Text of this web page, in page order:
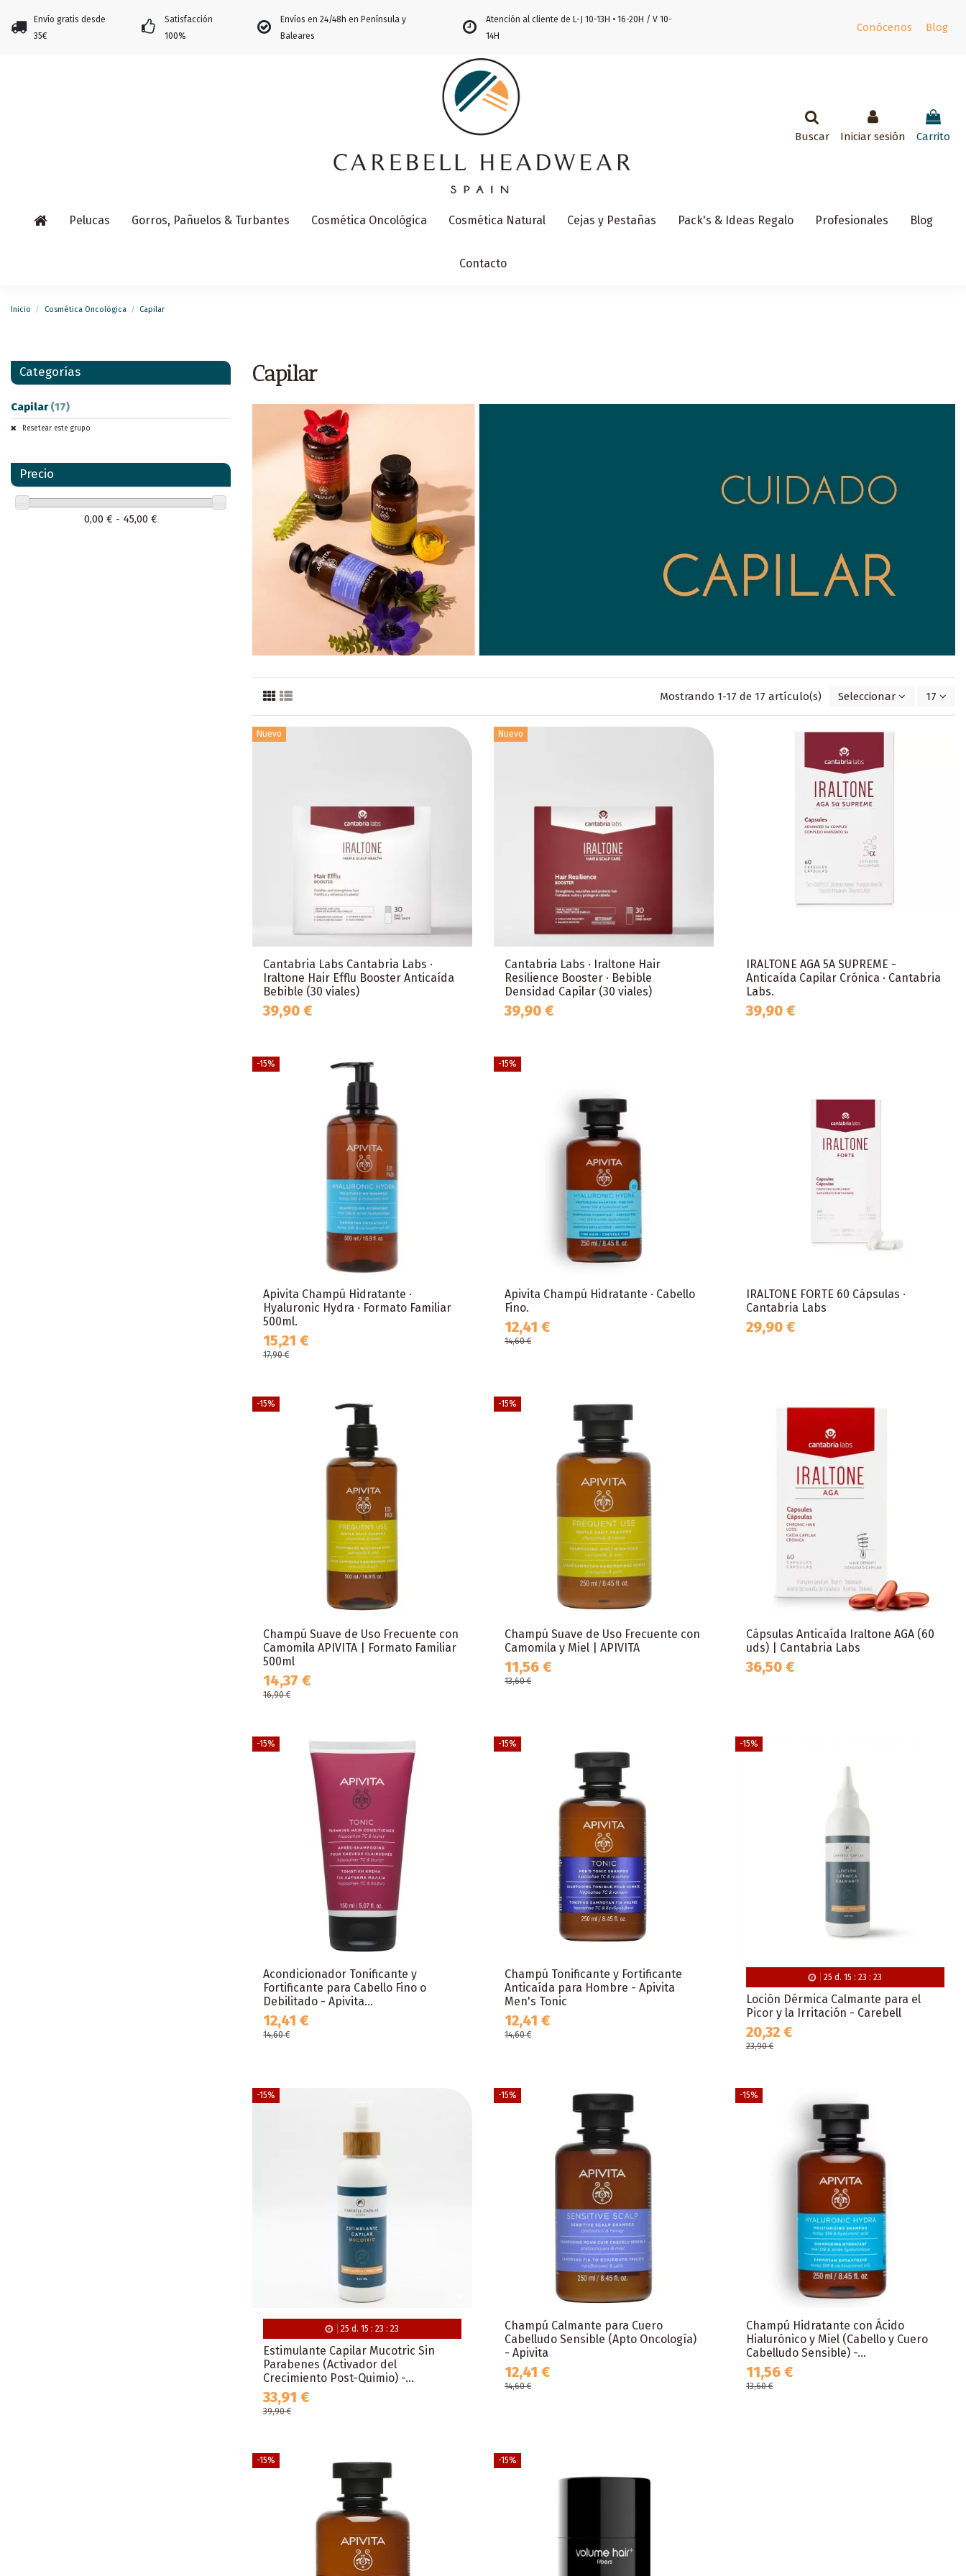
Envío gratis desde
35€
Satisfacción
100%
Envíos en 24/48h en Península y
Baleares
Atención al cliente de L-J 10-13H • 16-20H / V 10-
14H
Conócenos Blog
Buscar Iniciar sesión Carrito
Pelucas Gorros, Pañuelos & Turbantes Cosmética Oncológica Cosmética Natural Cejas y Pestañas Pack's & Ideas Regalo Profesionales Blog
Contacto
Inicio Cosmética Oncológica Capilar
Capilar
Mostrando 1-17 de 17 artículo(s) Seleccionar 17
Nuevo
Cantabria Labs Cantabria Labs ·
Iraltone Hair Efflu Booster Anticaída
Bebible (30 viales)
39,90 €
Nuevo
Cantabria Labs · Iraltone Hair
Resilience Booster · Bebible
Densidad Capilar (30 viales)
39,90 €
IRALTONE AGA 5A SUPREME -
Anticaída Capilar Crónica · Cantabria
Labs.
39,90 €
-15%
Apivita Champú Hidratante ·
Hyaluronic Hydra · Formato Familiar
500ml.
15,21 €
17,90 €
-15%
Apivita Champú Hidratante · Cabello
Fino.
12,41 €
14,60 €
IRALTONE FORTE 60 Cápsulas ·
Cantabria Labs
29,90 €
-15%
Champú Suave de Uso Frecuente con
Camomila APIVITA | Formato Familiar
500ml
14,37 €
16,90 €
-15%
Champú Suave de Uso Frecuente con
Camomila y Miel | APIVITA
11,56 €
13,60 €
Cápsulas Anticaída Iraltone AGA (60
uds) | Cantabria Labs
36,50 €
-15%
Acondicionador Tonificante y
Fortificante para Cabello Fino o
Debilitado - Apivita...
12,41 €
14,60 €
-15%
Champú Tonificante y Fortificante
Anticaída para Hombre - Apivita
Men's Tonic
12,41 €
14,60 €
-15%
25 d. 15 :23 :22
Loción Dérmica Calmante para el
Picor y la Irritación - Carebell
20,32 €
23,90 €
-15%
25 d. 15 :23 :22
Estimulante Capilar Mucotric Sin
Parabenes (Activador del
Crecimiento Post-Quimio) -...
33,91 €
39,90 €
-15%
Champú Calmante para Cuero
Cabelludo Sensible (Apto Oncología)
- Apivita
12,41 €
14,60 €
-15%
Champú Hidratante con Ácido
Hialurónico y Miel (Cabello y Cuero
Cabelludo Sensible) -...
11,56 €
13,60 €
-15% -15%
Categorías
Capilar(17)
Resetear este grupo
Precio
0,00 € - 45,00 €